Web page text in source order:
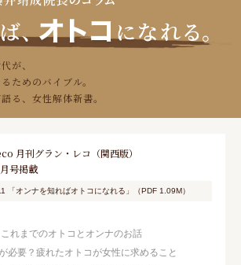
が、
ためのバイブル。
る、女性解体新書。
月刊グラン・レコ（関西版）
号掲載
「オンナを知ればオトコになれる」（PDF 1.09M）
れまでのオトコとオンナのお話
必要？疲れたオトコが女性に求めること